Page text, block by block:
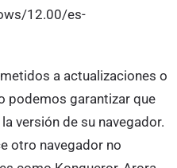
12.00/es-
a actualizaciones o
podemos garantizar que
versión de su navegador.
otro navegador no